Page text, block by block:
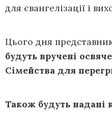
для євангелізації і
Цього дня
будуть вручені
Сімейства для
Також будуть надані